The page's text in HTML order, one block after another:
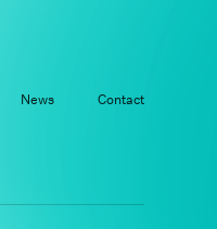
News Contact